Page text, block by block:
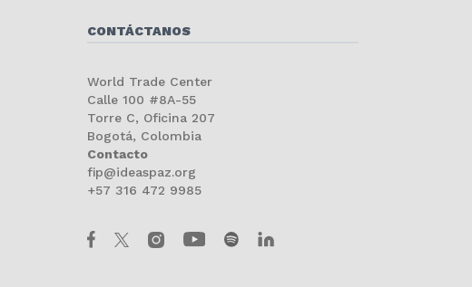
CONTÁCTANOS
World Trade Center
Calle 100 #8A-55
Torre C, Oficina 207
Bogotá, Colombia
Contacto
fip@ideaspaz.org
+57 316 472 9985